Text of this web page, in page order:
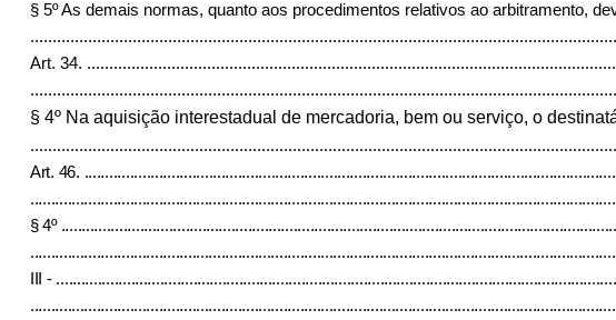
§ 5º As demais normas, quanto aos procedimentos relativos ao arbitramento,
Art. 34.
§ 4º Na aquisição interestadual de mercadoria, bem ou serviço, o
Art. 46.
§ 4º
III -